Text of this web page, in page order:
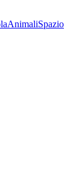
AnimaliSpazio